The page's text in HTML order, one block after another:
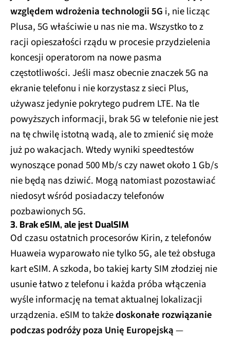
względem wdrożenia technologii 5G i, nie licząc
Plusa, 5G właściwie u nas nie ma. Wszystko to z
racji opieszałości rządu w procesie przydzielenia
koncesji operatorom na nowe pasma
częstotliwości. Jeśli masz obecnie znaczek 5G na
ekranie telefonu i nie korzystasz z sieci Plus,
używasz jedynie pokrytego pudrem LTE. Na tle
powyższych informacji, brak 5G w telefonie nie jest
na tę chwilę istotną wadą, ale to zmienić się może
już po wakacjach. Wtedy wyniki speedtestów
wynoszące ponad 500 Mb/s czy nawet około 1 Gb/s
nie będą nas dziwić. Mogą natomiast pozostawiać
niedosyt wśród posiadaczy telefonów
pozbawionych 5G.
3. Brak eSIM, ale jest DualSIM
Od czasu ostatnich procesorów Kirin, z telefonów
Huaweia wyparowało nie tylko 5G, ale też obsługa
kart eSIM. A szkoda, bo takiej karty SIM złodziej nie
usunie łatwo z telefonu i każda próba włączenia
wyśle informację na temat aktualnej lokalizacji
urządzenia. eSIM to takżedoskonałe rozwiązanie
podczas podróży poza Unię Europejską—